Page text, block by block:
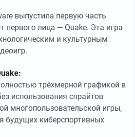
выпустила первую часть
первого лица — Quake. Эта игра
и культурным
трёхмерной графикой в
использования спрайтов
многопользовательской игры,
будущих киберспортивных